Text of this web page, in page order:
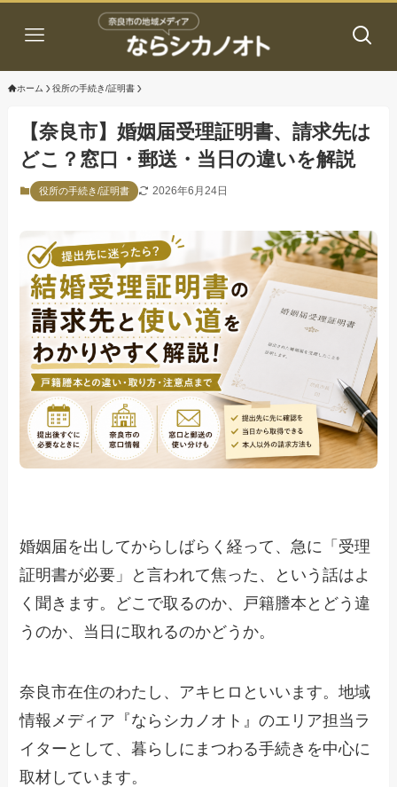
ホーム 役所の手続き/証明書
【奈良市】婚姻届受理証明書、請求先は
どこ？窓口・郵送・当日の違いを解説
役所の手続き/証明書 2026年6月24日
婚姻届を出してからしばらく経って、急に「受理
証明書が必要」と言われて焦った、という話はよ
く聞きます。どこで取るのか、戸籍謄本とどう違
うのか、当日に取れるのかどうか。
奈良市在住のわたし、アキヒロといいます。地域
情報メディア『ならシカノオト』のエリア担当ラ
イターとして、暮らしにまつわる手続きを中心に
取材しています。